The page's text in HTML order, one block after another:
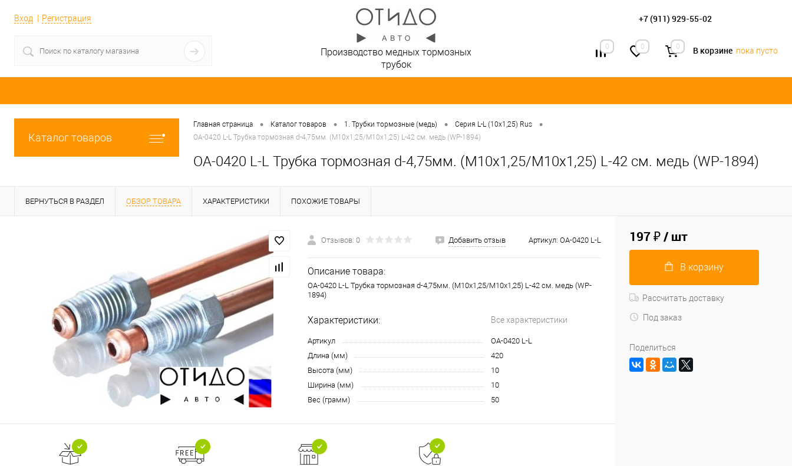
Вход Регистрация +7 (911) 929-55-02
0 0 0 В корзине пока пусто
Производство медных тормозных
трубок
Каталог товаров
Главная страница • Каталог товаров • 1. Трубки тормозные (медь) • Серия L-L (10х1,25) Rus •
OA-0420 L-L Трубка тормозная d-4,75мм. (М10х1,25/М10х1,25) L-42 см. медь (WP-1894)
OA-0420 L-L Трубка тормозная d-4,75мм. (М10х1,25/М10х1,25) L-42 см. медь (WP-1894)
ВЕРНУТЬСЯ В РАЗДЕЛ ОБЗОР ТОВАРА ХАРАКТЕРИСТИКИ ПОХОЖИЕ ТОВАРЫ
Отзывов: 0 Добавить отзыв Артикул: OA-0420 L-L
Описание товара:
OA-0420 L-L Трубка тормозная d-4,75мм. (М10х1,25/М10х1,25) L-42 см. медь (WP-
1894)
Характеристики: Все характеристики
Артикул
OA-0420 L-L
Длина (мм)
420
Высота (мм)
10
Ширина (мм)
10
Вес (грамм)
50
197 ₽/ шт
В корзину
Рассчитать доставку
Под заказ
Поделиться